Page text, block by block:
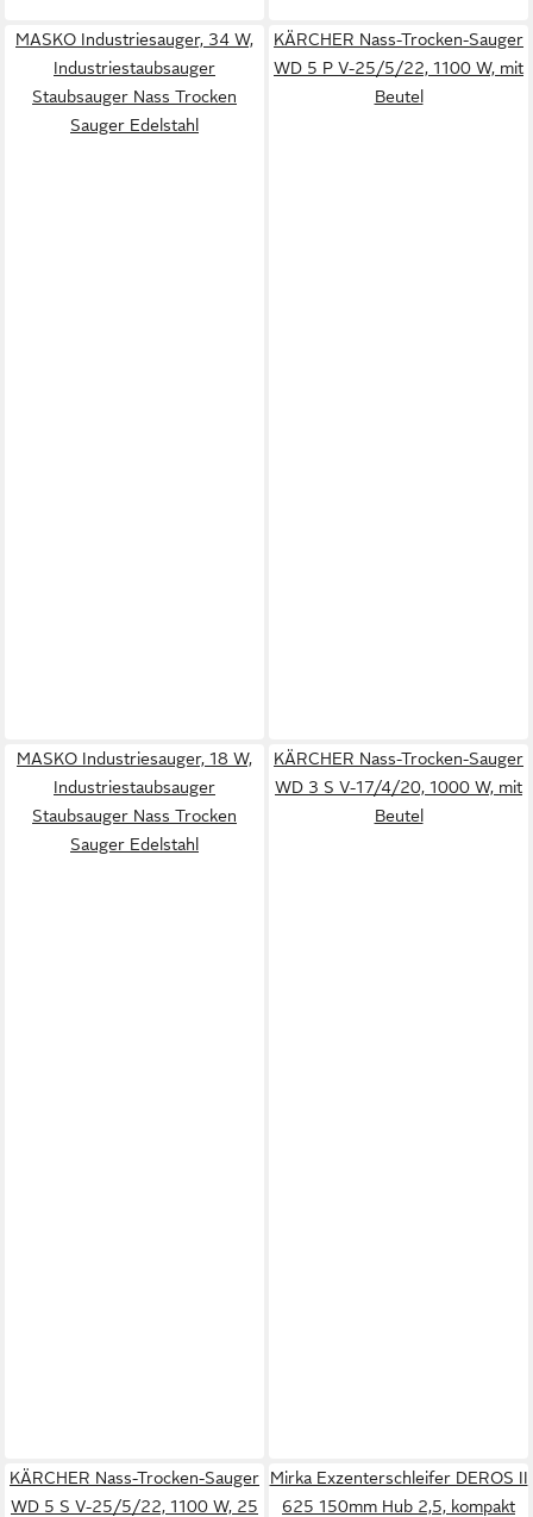
MASKO Industriesauger, 34 W,
Industriestaubsauger
Staubsauger Nass Trocken
Sauger Edelstahl
KÄRCHER Nass-Trocken-Sauger
WD 5 P V-25/5/22, 1100 W, mit
Beutel
MASKO Industriesauger, 18 W,
Industriestaubsauger
Staubsauger Nass Trocken
Sauger Edelstahl
KÄRCHER Nass-Trocken-Sauger
WD 3 S V-17/4/20, 1000 W, mit
Beutel
KÄRCHER Nass-Trocken-Sauger
WD 5 S V-25/5/22, 1100 W, 25
Mirka Exzenterschleifer DEROS II
625 150mm Hub 2,5, kompakt